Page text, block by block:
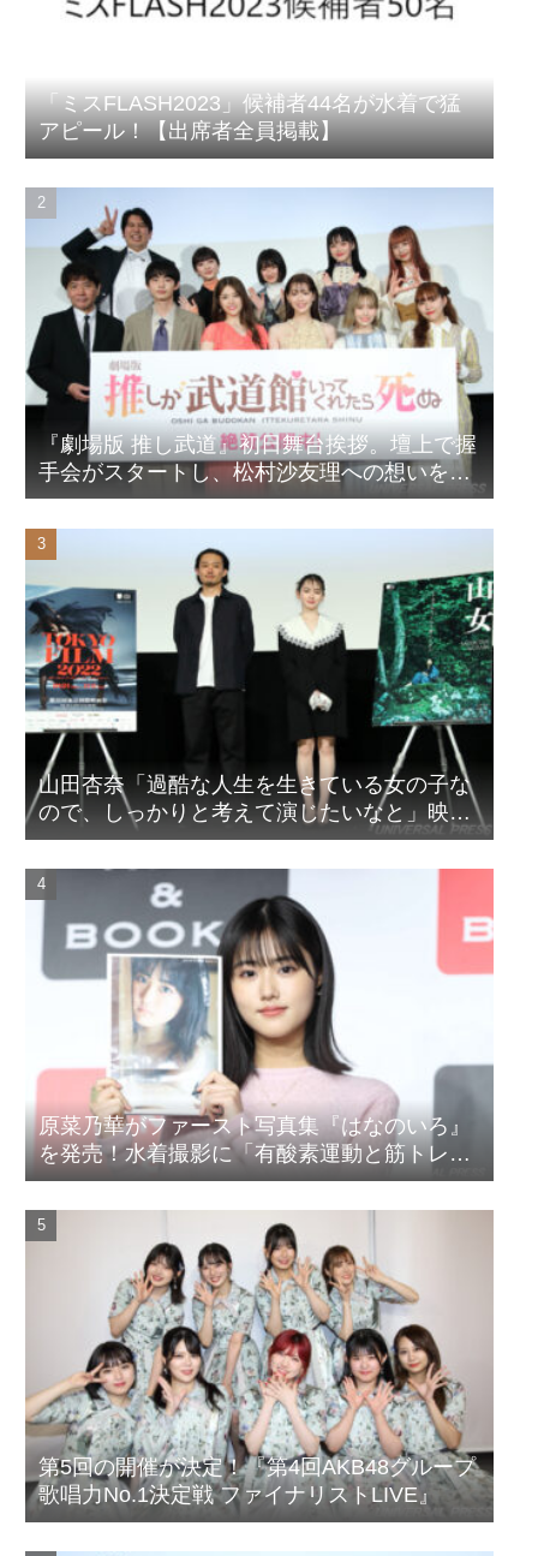
「ミスFLASH2023」候補者44名が水着で猛
アピール！【出席者全員掲載】
『劇場版 推し武道』初日舞台挨拶。壇上で握
手会がスタートし、松村沙友理への想いをア
ピール！？
山田杏奈「過酷な人生を生きている女の子な
ので、しっかりと考えて演じたいなと」映画
『山女』東京国際映画祭Q&A
原菜乃華がファースト写真集『はなのいろ』
を発売！水着撮影に「有酸素運動と筋トレを
頑張りました」
第5回の開催が決定！『第4回AKB48グループ
歌唱力No.1決定戦 ファイナリストLIVE』